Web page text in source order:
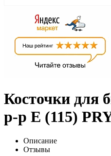
Косточки для
р-р Е (115)
Описание
Отзывы